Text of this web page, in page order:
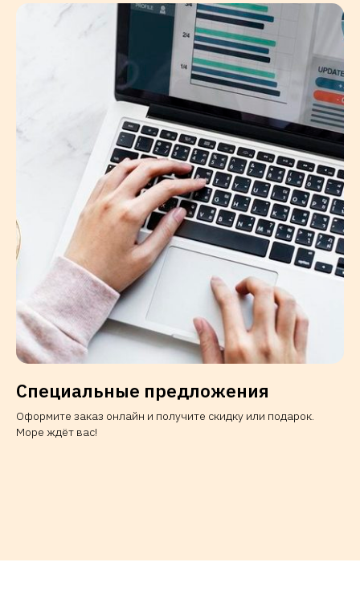
Специальные предложения
Оформите заказ онлайн и получите скидку или подарок.
Море ждёт вас!